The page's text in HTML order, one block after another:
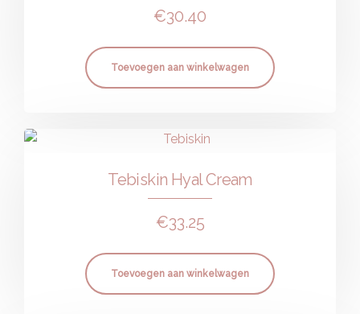
€30.40
Toevoegen aan winkelwagen
Tebiskin Hyal Cream
€33.25
Toevoegen aan winkelwagen